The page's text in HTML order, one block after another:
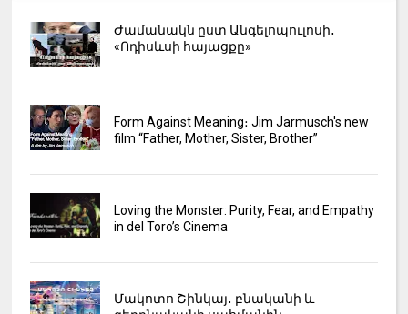
Ժամանակն ըստ Անգելոպուլոսի․
«Ոդիսևսի հայացքը»
Form Against Meaning։ Jim Jarmusch's new
film “Father, Mother, Sister, Brother”
Loving the Monster: Purity, Fear, and Empathy
in del Toro’s Cinema
Մակոտո Շինկայ․ բնականի և